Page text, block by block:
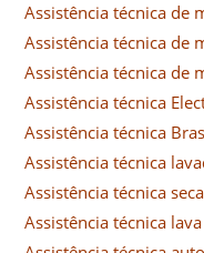
Assistência técnica de
Assistência técnica de
Assistência técnica de
Assistência técnica
Assistência técnica
Assistência técnica
Assistência técnica
Assistência técnica